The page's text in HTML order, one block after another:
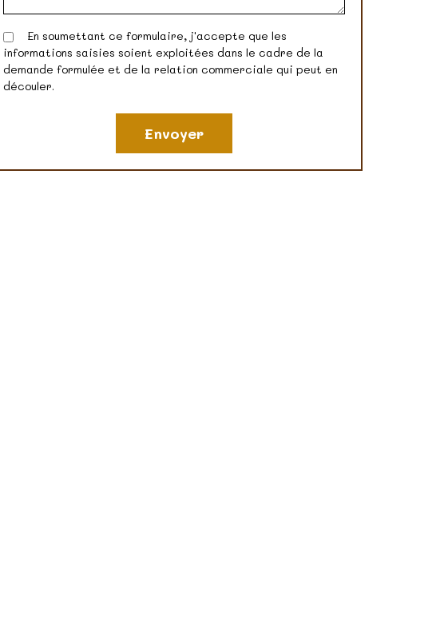
En soumettant ce formulaire, j'accepte que les
informations saisies soient exploitées dans le cadre de la
demande formulée et de la relation commerciale qui peut en
découler.